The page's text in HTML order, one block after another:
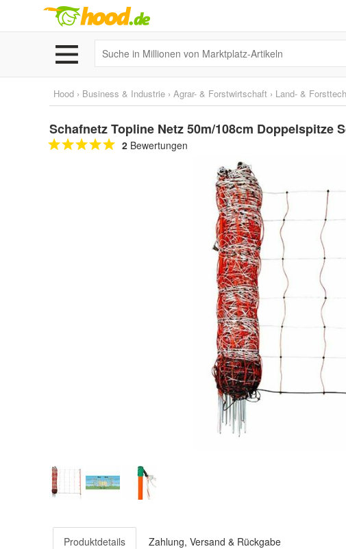
Hood › Business & Industrie › Agrar- & Forstwirtschaft › Land- &
Schafnetz Topline Netz 50m/108cm Doppelspitze
2 Bewertungen
Produktdetails Zahlung, Versand & Rückgabe